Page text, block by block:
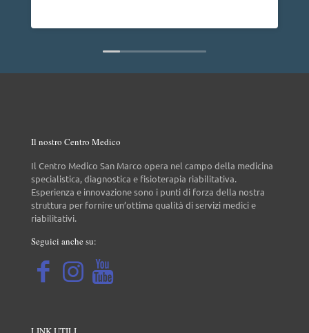
Il nostro Centro Medico
Il Centro Medico San Marco opera nel campo della medicina
specialistica, diagnostica e fisioterapia riabilitativa.
Esperienza e innovazione sono i punti di forza della nostra
struttura per fornire un’ottima qualità di servizi medici e
riabilitativi.
Seguici anche su: